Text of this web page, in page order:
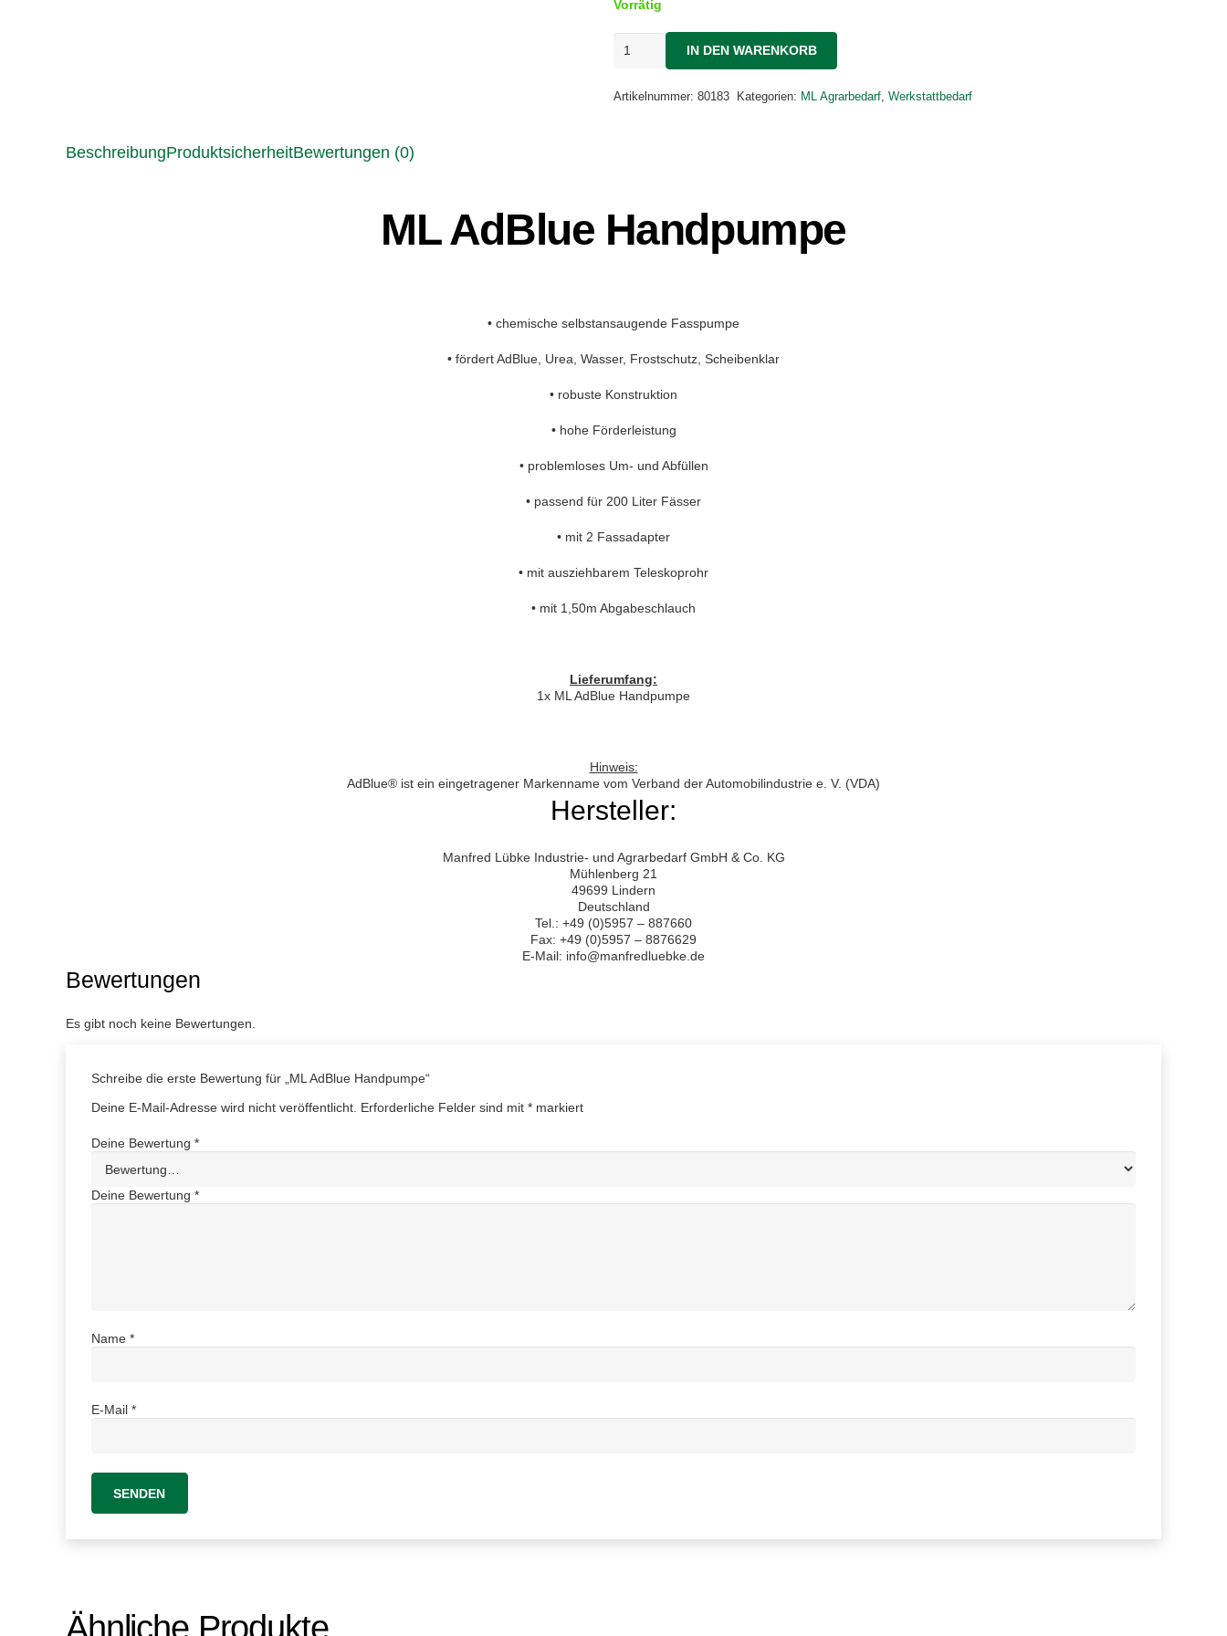
Vorrätig
AdBlue
Handpumpe
Menge
IN DEN WARENKORB
Artikelnummer: 80183 Kategorien: ML Agrarbedarf,Werkstattbedarf
BeschreibungProduktsicherheitBewertungen (0)
ML AdBlue Handpumpe
• chemische selbstansaugende Fasspumpe
• fördert AdBlue, Urea, Wasser, Frostschutz, Scheibenklar
• robuste Konstruktion
• hohe Förderleistung
• problemloses Um- und Abfüllen
• passend für 200 Liter Fässer
• mit 2 Fassadapter
• mit ausziehbarem Teleskoprohr
• mit 1,50m Abgabeschlauch
Lieferumfang:
1x ML AdBlue Handpumpe
Hinweis:
AdBlue® ist ein eingetragener Markenname vom Verband der Automobilindustrie e. V. (VDA)
Hersteller:
Manfred Lübke Industrie- und Agrarbedarf GmbH & Co. KG
Mühlenberg 21
49699 Lindern
Deutschland
Tel.: +49 (0)5957 – 887660
Fax: +49 (0)5957 – 8876629
E-Mail: info@manfredluebke.de
Bewertungen
Es gibt noch keine Bewertungen.
Schreibe die erste Bewertung für „ML AdBlue Handpumpe“
Deine E-Mail-Adresse wird nicht veröffentlicht. Erforderliche Felder sind mit * markiert
Deine Bewertung *
Deine Bewertung *
Name *
E-Mail *
Ähnliche Produkte